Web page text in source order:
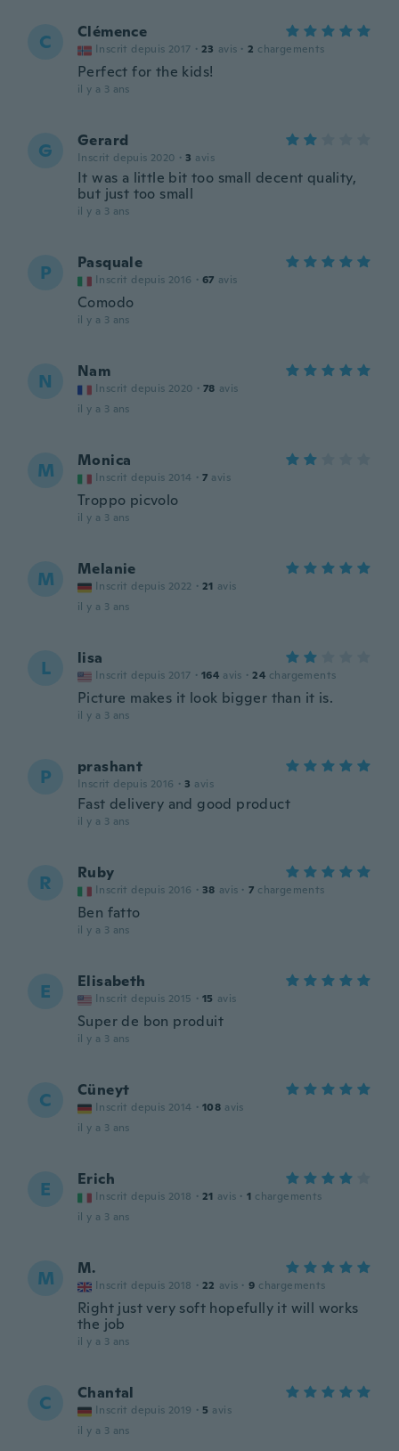
C Clémence
Inscrit depuis 2017 · 23 avis · 2 chargements
Perfect for the kids!
il y a 3 ans
G Gerard
Inscrit depuis 2020 · 3 avis
It was a little bit too small decent quality,
but just too small
il y a 3 ans
P Pasquale
Inscrit depuis 2016 · 67 avis
Comodo
il y a 3 ans
N Nam
Inscrit depuis 2020 · 78 avis
il y a 3 ans
M Monica
Inscrit depuis 2014 · 7 avis
Troppo picvolo
il y a 3 ans
M Melanie
Inscrit depuis 2022 · 21 avis
il y a 3 ans
L lisa
Inscrit depuis 2017 · 164 avis · 24 chargements
Picture makes it look bigger than it is.
il y a 3 ans
P prashant
Inscrit depuis 2016 · 3 avis
Fast delivery and good product
il y a 3 ans
R Ruby
Inscrit depuis 2016 · 38 avis · 7 chargements
Ben fatto
il y a 3 ans
E Elisabeth
Inscrit depuis 2015 · 15 avis
Super de bon produit
il y a 3 ans
C Cüneyt
Inscrit depuis 2014 · 108 avis
il y a 3 ans
E Erich
Inscrit depuis 2018 · 21 avis · 1 chargements
il y a 3 ans
M M.
Inscrit depuis 2018 · 22 avis · 9 chargements
Right just very soft hopefully it will works
the job
il y a 3 ans
C Chantal
Inscrit depuis 2019 · 5 avis
il y a 3 ans